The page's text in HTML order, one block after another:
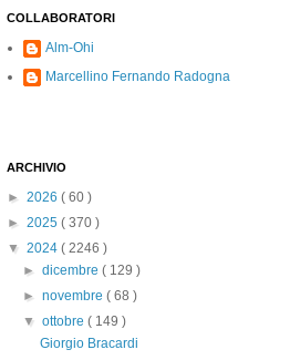
COLLABORATORI
Alm-Ohi
Marcellino Fernando Radogna
ARCHIVIO
► 2026 ( 60 )
► 2025 ( 370 )
▼ 2024 ( 2246 )
►dicembre( 129 )
►novembre( 68 )
▼ottobre( 149 )
Giorgio Bracardi